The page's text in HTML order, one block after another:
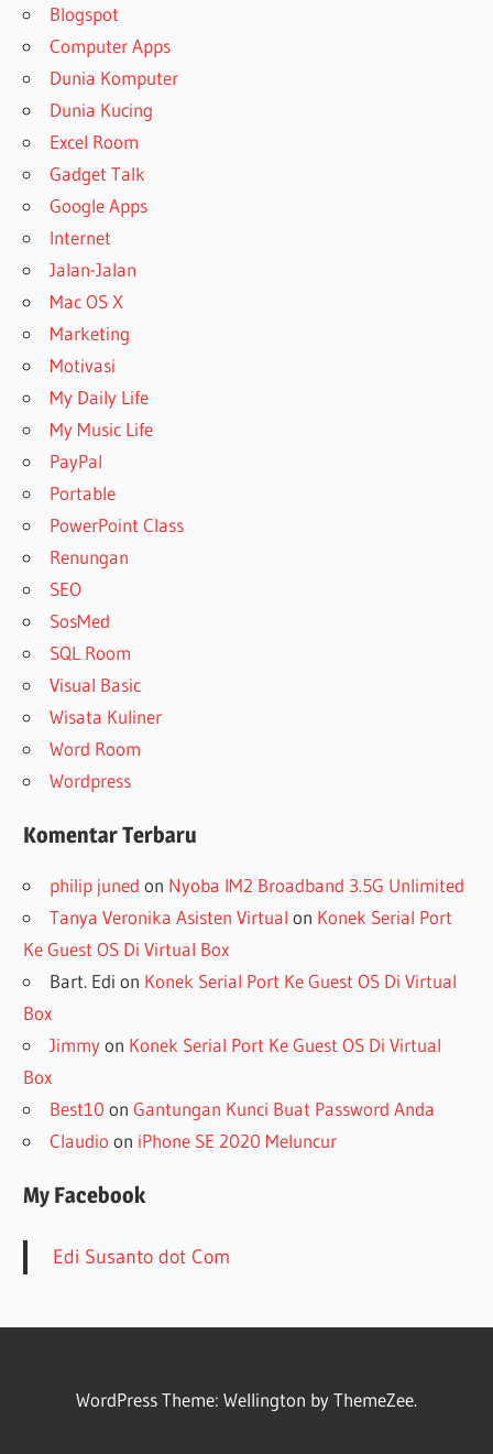
Blogspot
Computer Apps
Dunia Komputer
Dunia Kucing
Excel Room
Gadget Talk
Google Apps
Internet
Jalan-Jalan
Mac OS X
Marketing
Motivasi
My Daily Life
My Music Life
PayPal
Portable
PowerPoint Class
Renungan
SEO
SosMed
SQL Room
Visual Basic
Wisata Kuliner
Word Room
Wordpress
Komentar Terbaru
philip juned on Nyoba IM2 Broadband 3.5G Unlimited
Tanya Veronika Asisten Virtual on Konek Serial Port
Ke Guest OS Di Virtual Box
Bart. Edi on Konek Serial Port Ke Guest OS Di Virtual
Box
Jimmyon Konek Serial Port Ke Guest OS Di Virtual
Box
Best10 onGantungan Kunci Buat Password Anda
Claudio on iPhone SE 2020 Meluncur
My Facebook
Edi Susanto dot Com
WordPress Theme: Wellington by ThemeZee.